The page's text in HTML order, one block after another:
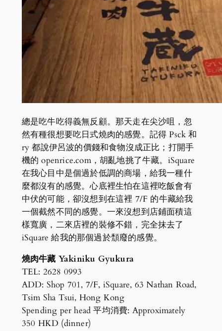
總是吃牛吃得義無反顧。那天走在尖沙咀，忽
然有種很想要吃日式燒肉的感覺。記得 Psck 和
ry 都說伊呂波的價錢和食物沒成正比；打開手
機的 openrice.com，胡亂地挑了牛藏。iSquare
在我心目中是個過於低調的商場，給我一種什
麼都沒有的感覺。心底裡生怕在這裡吃飯會有
中伏的可能，卻沒想到在這裡 7/F 的牛藏給我
一個截然不同的感覺。一來沒想到店鋪面積這
樣寬廣，二來店裡的裝修不錯，完全抹去了
iSquare 給我的那個過於頹廢的感覺。
燒肉牛藏 Yakiniku Gyukura
TEL: 2628 0993
ADD: Shop 701, 7/F, iSquare, 63 Nathan Road,
Tsim Sha Tsui, Hong Kong
Spending per head 平均消費: Approximately
350 HKD (dinner)